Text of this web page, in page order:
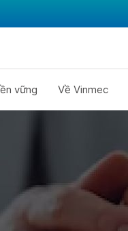
vững Về Vinmec